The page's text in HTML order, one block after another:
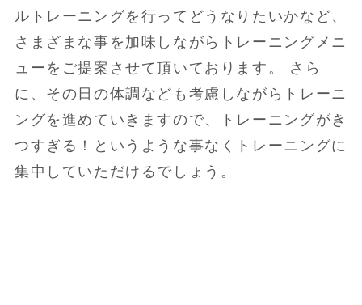
ルトレーニングを行ってどうなりたいかなど、
さまざまな事を加味しながらトレーニングメニ
ューをご提案させて頂いております。 さら
に、その日の体調なども考慮しながらトレーニ
ングを進めていきますので、トレーニングがき
つすぎる！というような事なくトレーニングに
集中していただけるでしょう。